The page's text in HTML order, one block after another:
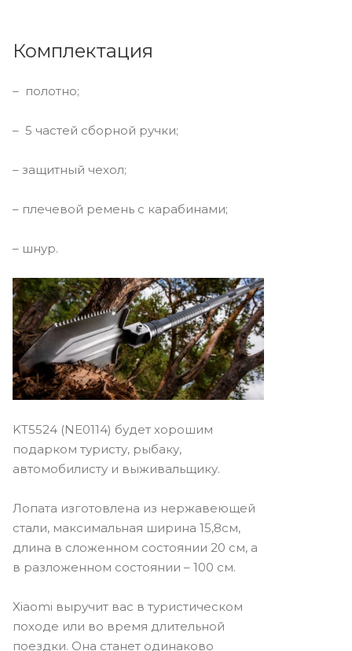
Комплектация
– полотно;
– 5 частей сборной ручки;
– защитный чехол;
– плечевой ремень с карабинами;
– шнур.
KT5524 (NE0114) будет хорошим
подарком туристу, рыбаку,
автомобилисту и выживальщику.
Лопата изготовлена из нержавеющей
стали, максимальная ширина 15,8см,
длина в сложенном состоянии 20 см, а
в разложенном состоянии – 100 см.
Xiaomi выручит вас в туристическом
походе или во время длительной
поездки. Она станет одинаково